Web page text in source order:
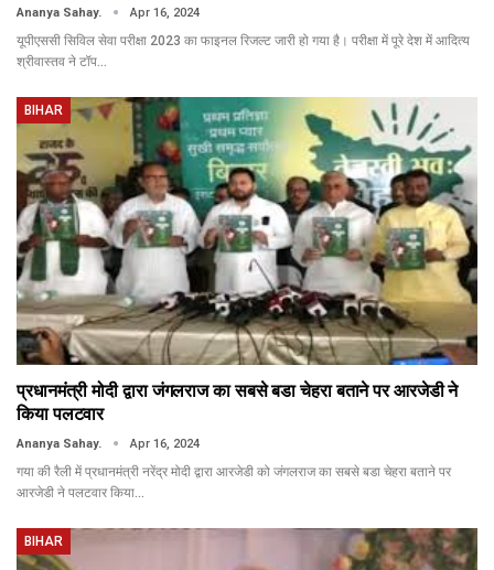
Ananya Sahay. Apr 16, 2024
यूपीएससी सिविल सेवा परीक्षा 2023 का फाइनल रिजल्ट जारी हो गया है। परीक्षा में पूरे देश में आदित्य
श्रीवास्तव ने टॉप…
BIHAR
प्रधानमंत्री मोदी द्वारा जंगलराज का सबसे बडा चेहरा बताने पर आरजेडी ने
किया पलटवार
Ananya Sahay. Apr 16, 2024
गया की रैली में प्रधानमंत्री नरेंद्र मोदी द्वारा आरजेडी को जंगलराज का सबसे बडा चेहरा बताने पर
आरजेडी ने पलटवार किया…
BIHAR